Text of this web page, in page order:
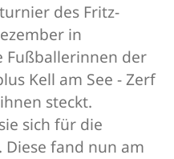
des Fritz-
in
Fußballerinnen der
Kell am See - Zerf
steckt.
sich für die
Diese fand nun am